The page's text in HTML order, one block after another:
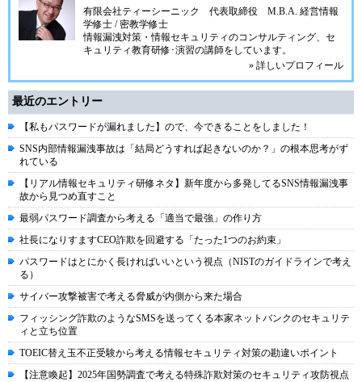
有限会社ティーシーニック
代表取締役 M.B.A. 経営情報
学修士 / 密教学修士
情報漏洩対策・情報セキュリティのコンサルティング、セ
キュリティ教育研修･演習の講師をしています。
» 詳しいプロフィール
最近のエントリー
【私もパスワードが漏れました】ので、今できることをしました！
SNS内部情報漏洩事故は「結局どうすれば起きないのか？」の根本思考がず
れている
【リアル情報セキュリティ研修ネタ】新年度から多発してるSNS情報漏洩事
故から見つめ直すこと
最弱パスワード調査から考える「適当で最強」の作り方
社長になりすますCEO詐欺を回避する「たった1つのお約束」
パスワードはとにかく長ければいいという視点（NISTのガイドラインで考え
る）
サイバー攻撃被害で考える脅威が内側から来た場合
フィッシング詐欺のようなSMSを送ってくる本家ネットバンクのセキュリテ
ィと立ち位置
TOEIC替え玉不正受験から考える情報セキュリティ対策の勘違いポイント
【注意喚起】2025年国勢調査で考える特殊詐欺対策のセキュリティ攻防視点